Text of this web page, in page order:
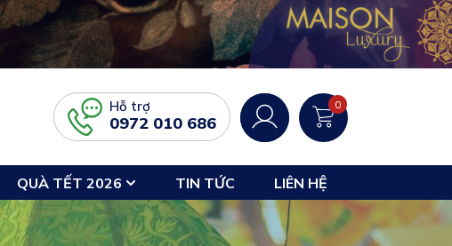
Hỗ trợ
0972 010 686
0
QUÀ TẾT 2026 TIN TỨC LIÊN HỆ